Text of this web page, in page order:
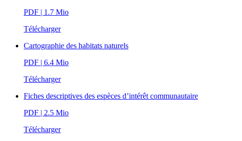
PDF | 1.7 Mio
Télécharger
Cartographie des habitats naturels
PDF | 6.4 Mio
Télécharger
Fiches descriptives des espèces d’intérêt communautaire
PDF | 2.5 Mio
Télécharger